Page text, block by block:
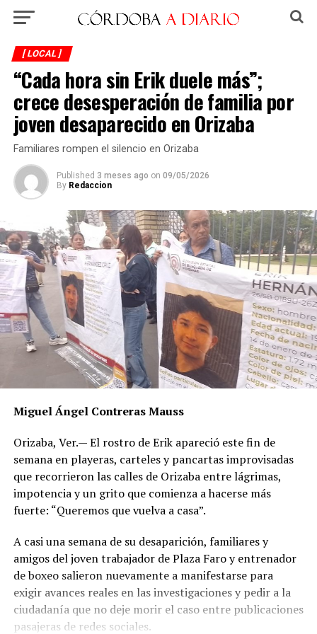
[ LOCAL ]
“Cada hora sin Erik duele más”;
crece desesperación de familia por
joven desaparecido en Orizaba
Familiares rompen el silencio en Orizaba
Published 3 meses ago on 09/05/2026
By Redaccion
Miguel Ángel Contreras Mauss
Orizaba, Ver.— El rostro de Erik apareció este fin de
semana en playeras, carteles y pancartas improvisadas
que recorrieron las calles de Orizaba entre lágrimas,
impotencia y un grito que comienza a hacerse más
fuerte: “Queremos que vuelva a casa”.
A casi una semana de su desaparición, familiares y
amigos del joven trabajador de Plaza Faro y entrenador
de boxeo salieron nuevamente a manifestarse para
exigir avances reales en las investigaciones y pedir a la
ciudadanía que no deje morir el caso entre publicaciones
pasajeras de redes sociales.